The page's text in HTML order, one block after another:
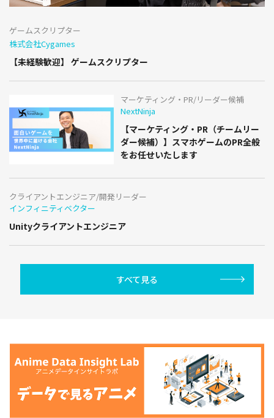
ゲームスクリプター
株式会社Cygames
【未経験歓迎】 ゲームスクリプター
マーケティング・PR/リーダー候補
NextNinja
【マーケティング・PR（チームリー
ダー候補）】スマホゲームのPR全般
をお任せいたします
クライアントエンジニア/開発リーダー
インフィニティベクター
Unityクライアントエンジニア
すべて見る